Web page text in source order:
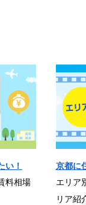
い！
料相場
京都に
エリア
リア紹